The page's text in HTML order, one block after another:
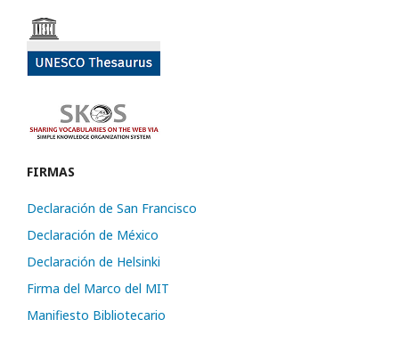
FIRMAS
Declaración de San Francisco
Declaración de México
Declaración de Helsinki
Firma del Marco del MIT
Manifiesto Bibliotecario